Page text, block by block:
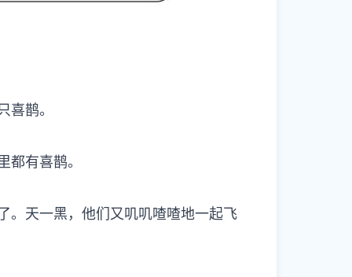
只喜鹊。
里都有喜鹊。
。天一黑，他们又叽叽喳喳地一起飞